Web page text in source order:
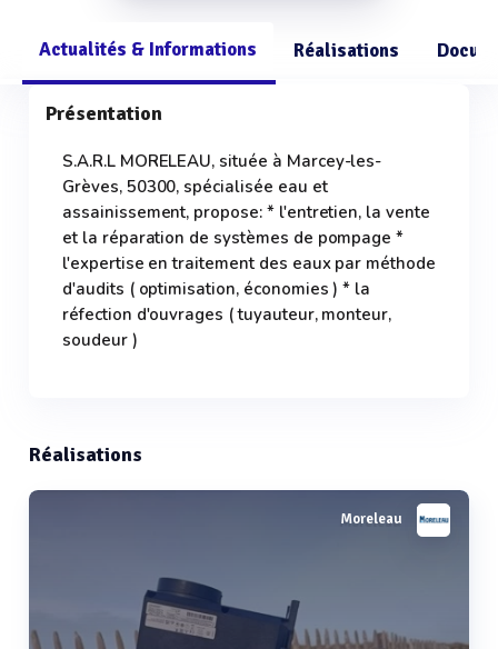
Actualités & Informations Réalisations
Présentation
S.A.R.L MORELEAU, située à Marcey-les-
Grèves, 50300, spécialisée eau et
assainissement, propose: * l'entretien, la vente
et la réparation de systèmes de pompage *
l'expertise en traitement des eaux par méthode
d'audits ( optimisation, économies ) * la
réfection d'ouvrages ( tuyauteur, monteur,
soudeur )
Réalisations
Moreleau